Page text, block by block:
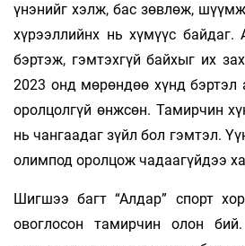
үнэнийг хэлж, бас зөвлөж,
хүрээллийнх нь хүмүүс
бэртэж, гэмтэхгүй байхыг их
2023 онд мөрөндөө хүнд бэртэл
оролцолгүй өнжсөн. Тамирчин
нь чангаадаг зүйл бол гэмтэл.
олимпод оролцож чадаагүйдээ
Шигшээ багт “Алдар” спорт
овоглосон тамирчин олон